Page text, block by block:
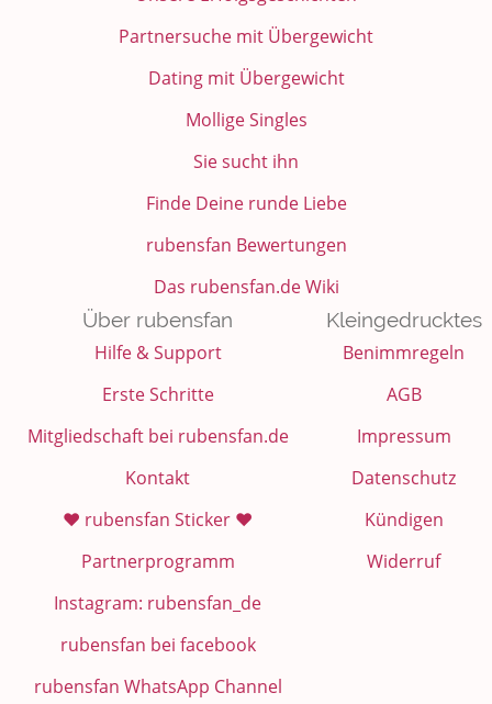
Partnersuche mit Übergewicht
Dating mit Übergewicht
Mollige Singles
Sie sucht ihn
Finde Deine runde Liebe
rubensfan Bewertungen
Das rubensfan.de Wiki
Über rubensfan
Hilfe & Support
Erste Schritte
Mitgliedschaft bei rubensfan.de
Kontakt
❤️ rubensfan Sticker ❤️
Partnerprogramm
Instagram: rubensfan_de
rubensfan bei facebook
rubensfan WhatsApp Channel
Kleingedrucktes
Benimmregeln
AGB
Impressum
Datenschutz
Kündigen
Widerruf